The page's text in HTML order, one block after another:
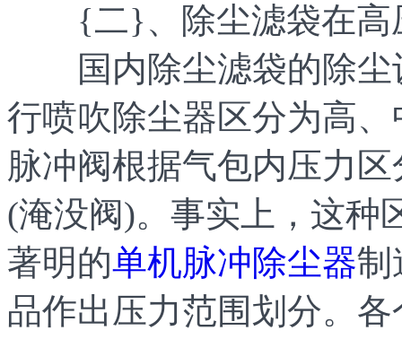
{二}、除尘滤袋在高
国内除尘滤袋的除尘
行喷吹除尘器区分为高
脉冲阀根据气包内压力
(淹没阀)。事实上，这种
著明的单机脉冲除尘器制
品作出压力范围划分。